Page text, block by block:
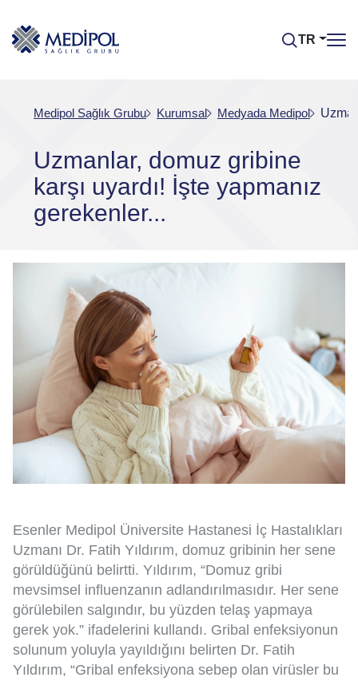
TR
Medipol Sağlık Grubu Kurumsal Medyada Medipol
Uzmanlar, domuz gribine
karşı uyardı! İşte yapmanız
gerekenler...
Esenler Medipol Üniversite Hastanesi İç Hastalıkları
Uzmanı Dr. Fatih Yıldırım, domuz gribinin her sene
görüldüğünü belirtti. Yıldırım, “Domuz gribi
mevsimsel influenzanın adlandırılmasıdır. Her sene
görülebilen salgındır, bu yüzden telaş yapmaya
gerek yok.” ifadelerini kullandı. Gribal enfeksiyonun
solunum yoluyla yayıldığını belirten Dr. Fatih
Yıldırım, “Gribal enfeksiyona sebep olan virüsler bu